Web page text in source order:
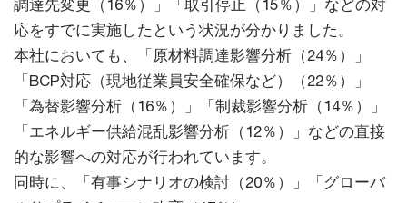
調達先変更（16％）」「取引停止（15％）」などの対
応をすでに実施したという状況が分かりました。
本社においても、「原材料調達影響分析（24％）」
「BCP対応（現地従業員安全確保など）（22％）」
「為替影響分析（16％）」「制裁影響分析（14％）」
「エネルギー供給混乱影響分析（12％）」などの直接
的な影響への対応が行われています。
同時に、「有事シナリオの検討（20％）」「グローバ